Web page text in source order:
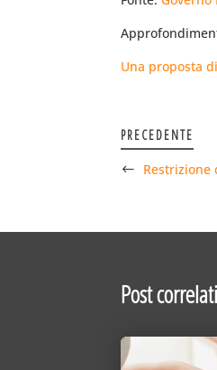
Una proposta
PRECEDENTE
Restrizione
Post correlati